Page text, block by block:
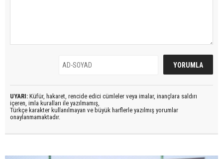
UYARI: Küfür, hakaret, rencide edici cümleler veya imalar, inançlara saldırı
içeren, imla kuralları ile yazılmamış,
Türkçe karakter kullanılmayan ve büyük harflerle yazılmış yorumlar
onaylanmamaktadır.